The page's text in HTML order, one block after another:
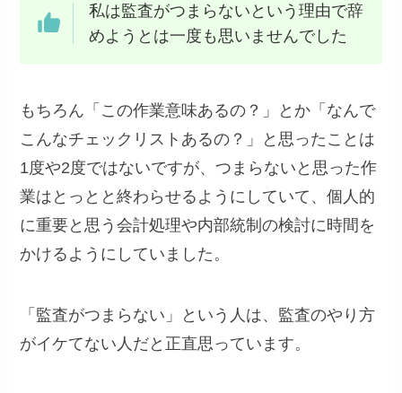
私は監査がつまらないという理由で辞
めようとは一度も思いませんでした
もちろん「この作業意味あるの？」とか「なんで
こんなチェックリストあるの？」と思ったことは
1度や2度ではないですが、つまらないと思った作
業はとっとと終わらせるようにしていて、個人的
に重要と思う会計処理や内部統制の検討に時間を
かけるようにしていました。
「監査がつまらない」という人は、監査のやり方
がイケてない人だと正直思っています。